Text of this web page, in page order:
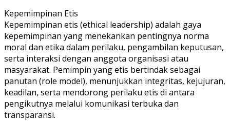
Kepemimpinan Etis
Kepemimpinan etis (ethical leadership) adalah gaya
kepemimpinan yang menekankan pentingnya norma
moral dan etika dalam perilaku, pengambilan keputusan,
serta interaksi dengan anggota organisasi atau
masyarakat. Pemimpin yang etis bertindak sebagai
panutan (role model), menunjukkan integritas, kejujuran,
keadilan, serta mendorong perilaku etis di antara
pengikutnya melalui komunikasi terbuka dan
transparansi.